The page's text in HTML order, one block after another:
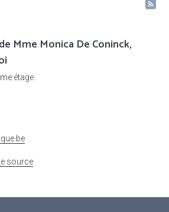
Mme Monica De Coninck,
étage
source